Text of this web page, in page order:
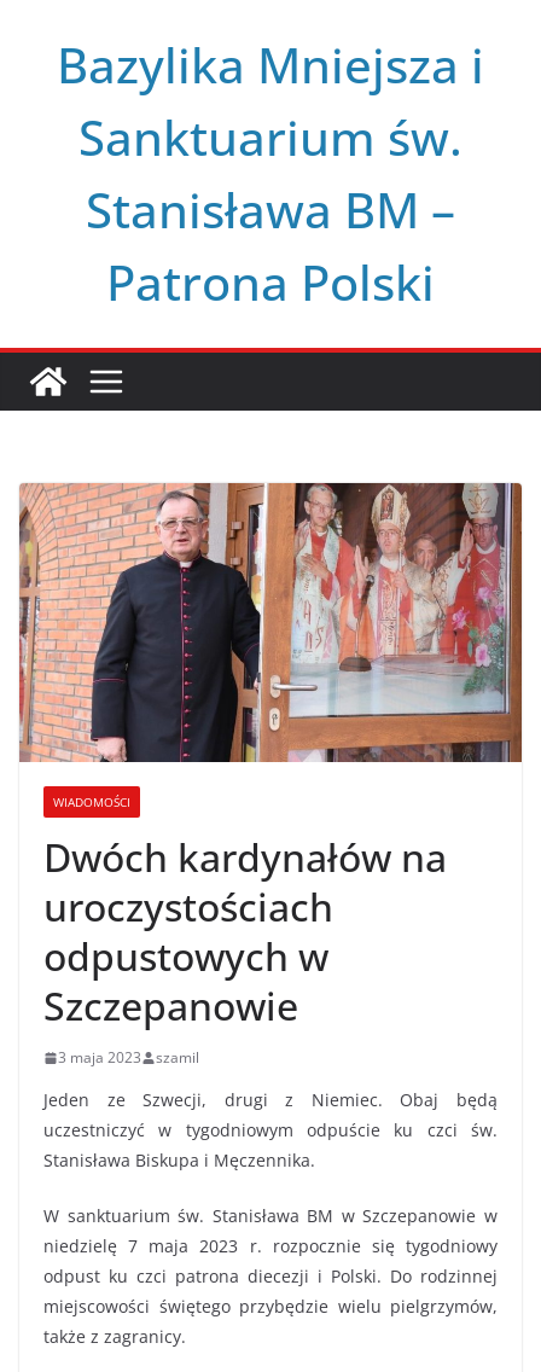
Bazylika Mniejsza i
Sanktuarium św.
Stanisława BM –
Patrona Polski
WIADOMOŚCI
Dwóch kardynałów na
uroczystościach
odpustowych w
Szczepanowie
3 maja 2023 szamil
Jeden ze Szwecji, drugi z Niemiec. Obaj będą
uczestniczyć w tygodniowym odpuście ku czci św.
Stanisława Biskupa i Męczennika.
W sanktuarium św. Stanisława BM w Szczepanowie w
niedzielę 7 maja 2023 r. rozpocznie się tygodniowy
odpust ku czci patrona diecezji i Polski. Do rodzinnej
miejscowości świętego przybędzie wielu pielgrzymów,
także z zagranicy.